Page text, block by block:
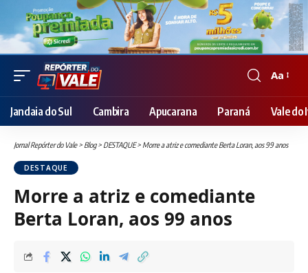
Font
Resizer
Aa
Jandaia do Sul Cambira Apucarana Paraná Vale do
Jornal Repórter do Vale> Blog> DESTAQUE> Morre a atriz e comediante Berta Loran, aos 99 anos
DESTAQUE
Morre a atriz e comediante
Berta Loran, aos 99 anos